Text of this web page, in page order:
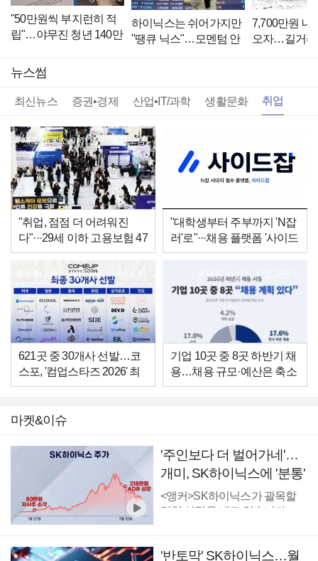
"50만원씩 부지런히 적
립"…야무진 청년 140만
하이닉스는 쉬어가지만
"땡큐 닉스"…모멘텀 안
7,700만원 내
오자…길거리
뉴스썸
최신뉴스 증권•경제 산업•IT/과학 생활문화 취업
제조업,감소,이하,증가,고용보험,
전년,가입자
"취업, 점점 더 어려워진
다"···29세 이하 고용보험 47
개월째 후퇴
"대학생부터 주부까지 'N잡
러'로"···채용 플랫폼 '사이드
잡' 론칭
트랙,기업,선발,5개사가,분야,진
출,스타트업
621곳 중 30개사 선발…코
스포, '컴업스타즈 2026' 최
종 선발
채용,하반기,기업,포인트
기업 10곳 중 8곳 하반기 채
용…채용 규모·예산은 축소
마켓&이슈
'주인보다 더 벌어가네'…
개미, SK하이닉스에 '분통'
[마켓딥다이브]
<앵커>SK하이닉스가 괄목할
만한 실적을 내고 있습니다...
'반토막' SK하이닉스…월